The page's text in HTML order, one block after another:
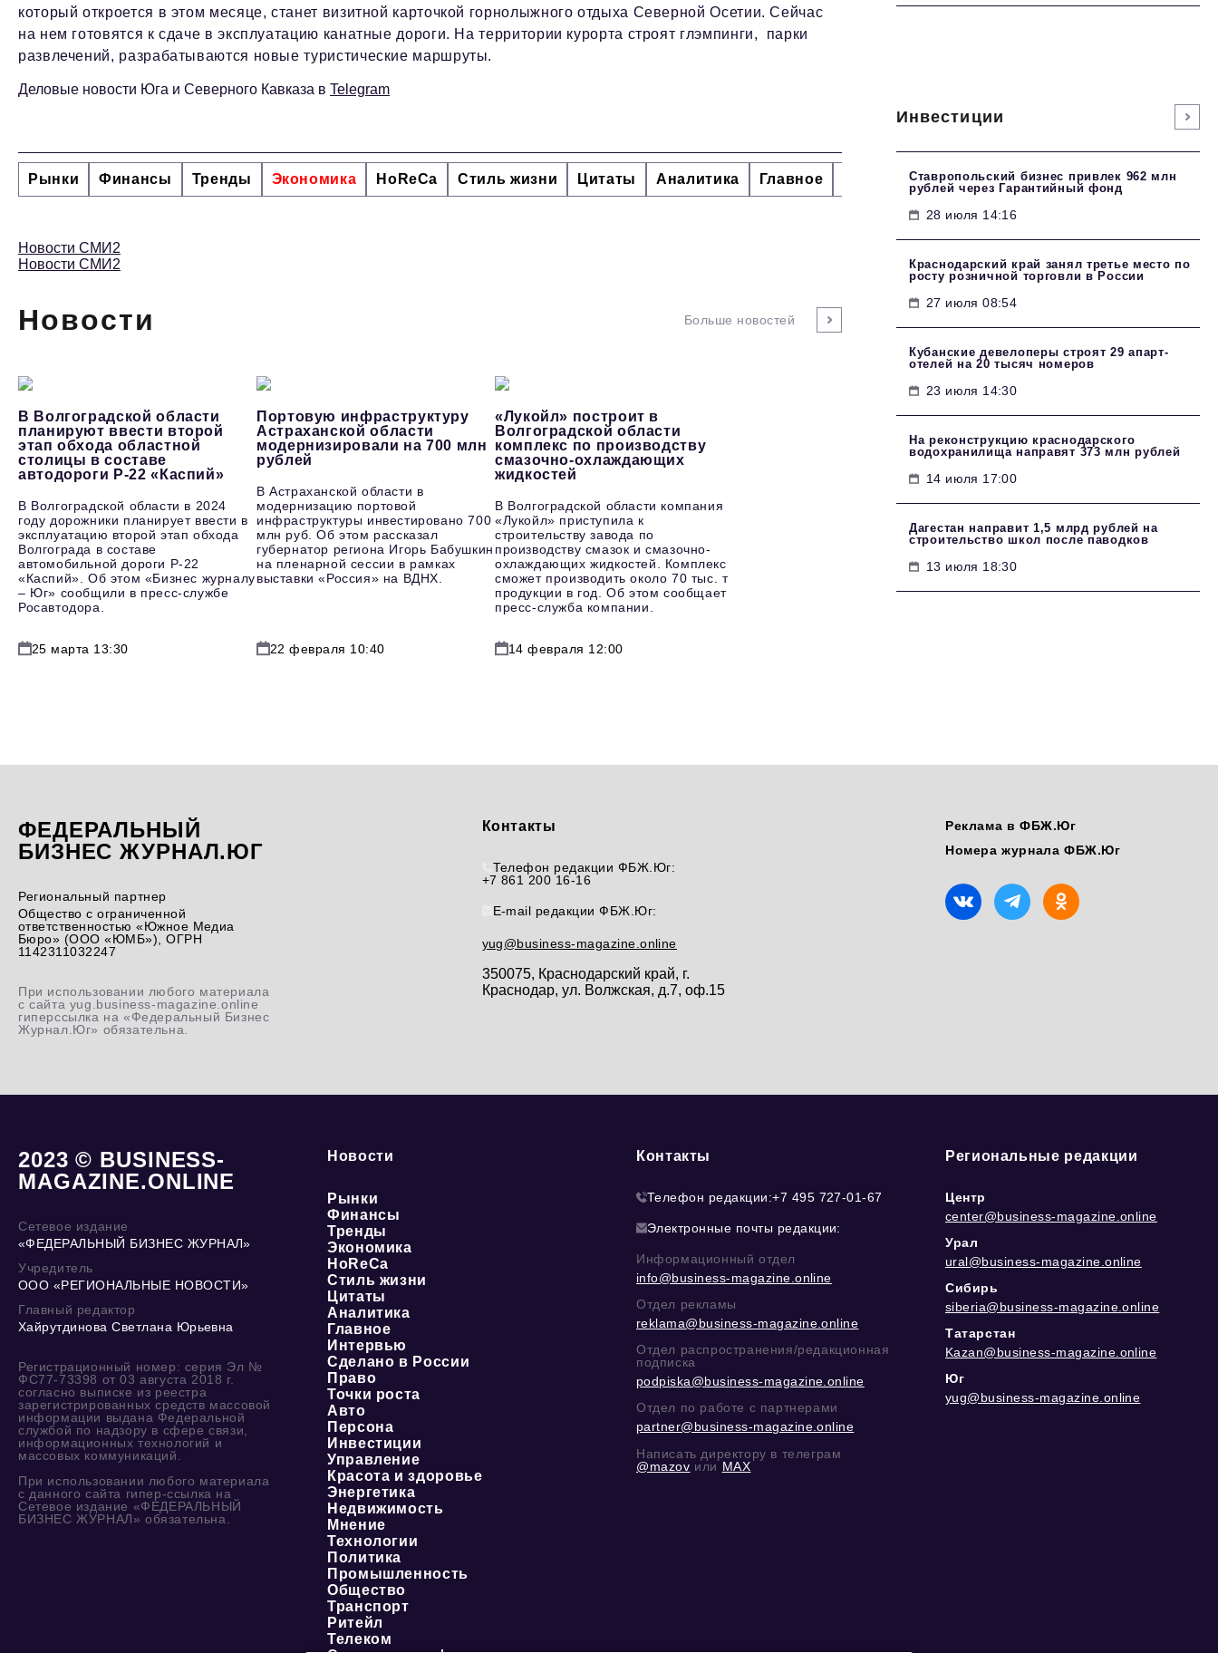
который откроется в этом месяце, станет визитной карточкой горнолыжного отдыха Северной Осетии. Сейчас
на нем готовятся к сдаче в эксплуатацию канатные дороги. На территории курорта строят глэмпинги, парки
развлечений, разрабатываются новые туристические маршруты.
Деловые новости Юга и Северного Кавказа в Telegram
Рынки Финансы Тренды Экономика HoReCa Стиль жизни Цитаты Аналитика Главное Интервью Сделано в России Право
Новости СМИ2
Новости СМИ2
Новости Больше новостей
В Волгоградской области
планируют ввести второй
этап обхода областной
столицы в составе
автодороги Р-22 «Каспий»
В Волгоградской области в 2024
году дорожники планирует ввести в
эксплуатацию второй этап обхода
Волгограда в составе
автомобильной дороги Р-22
«Каспий». Об этом «Бизнес журналу
– Юг» сообщили в пресс-службе
Росавтодора.
25 марта 13:30
Портовую инфраструктуру
Астраханской области
модернизировали на 700 млн
рублей
В Астраханской области в
модернизацию портовой
инфраструктуры инвестировано 700
млн руб. Об этом рассказал
губернатор региона Игорь Бабушкин
на пленарной сессии в рамках
выставки «Россия» на ВДНХ.
22 февраля 10:40
«Лукойл» построит в
Волгоградской области
комплекс по производству
смазочно-охлаждающих
жидкостей
В Волгоградской области компания
«Лукойл» приступила к
строительству завода по
производству смазок и смазочно-
охлаждающих жидкостей. Комплекс
сможет производить около 70 тыс. т
продукции в год. Об этом сообщает
пресс-служба компании.
14 февраля 12:00
Инвестиции
Ставропольский бизнес привлек 962 млн
рублей через Гарантийный фонд
28 июля 14:16
Краснодарский край занял третье место по
росту розничной торговли в России
27 июля 08:54
Кубанские девелоперы строят 29 апарт-
отелей на 20 тысяч номеров
23 июля 14:30
На реконструкцию краснодарского
водохранилища направят 373 млн рублей
14 июля 17:00
Дагестан направит 1,5 млрд рублей на
строительство школ после паводков
13 июля 18:30
ФЕДЕРАЛЬНЫЙ
БИЗНЕС ЖУРНАЛ.ЮГ
Региональный партнер
Общество с ограниченной
ответственностью «Южное Медиа
Бюро» (ООО «ЮМБ»), ОГРН
1142311032247
При использовании любого материала
с сайта yug.business-magazine.online
гиперссылка на «Федеральный Бизнес
Журнал.Юг» обязательна.
Контакты
Телефон редакции ФБЖ.Юг:
+7 861 200 16-16
E-mail редакции ФБЖ.Юг:
yug@business-magazine.online
350075, Краснодарский край, г.
Краснодар, ул. Волжская, д.7, оф.15
Реклама в ФБЖ.Юг
Номера журнала ФБЖ.Юг
2023 © BUSINESS-
MAGAZINE.ONLINE
Сетевое издание
«ФЕДЕРАЛЬНЫЙ БИЗНЕС ЖУРНАЛ»
Учредитель
ООО «РЕГИОНАЛЬНЫЕ НОВОСТИ»
Главный редактор
Хайрутдинова Светлана Юрьевна
Регистрационный номер: серия Эл №
ФС77-73398 от 03 августа 2018 г.
согласно выписке из реестра
зарегистрированных средств массовой
информации выдана Федеральной
службой по надзору в сфере связи,
информационных технологий и
массовых коммуникаций.
При использовании любого материала
с данного сайта гипер-ссылка на
Сетевое издание «ФЕДЕРАЛЬНЫЙ
БИЗНЕС ЖУРНАЛ» обязательна.
Новости
Рынки
Финансы
Тренды
Экономика
HoReCa
Стиль жизни
Цитаты
Аналитика
Главное
Интервью
Сделано в России
Право
Точки роста
Авто
Персона
Инвестиции
Управление
Красота и здоровье
Энергетика
Недвижимость
Мнение
Технологии
Политика
Промышленность
Общество
Транспорт
Ритейл
Телеком
Контакты
Телефон редакции:+7 495 727-01-67
Электронные почты редакции:
Информационный отдел
info@business-magazine.online
Отдел рекламы
reklama@business-magazine.online
Отдел распространения/редакционная
подписка
podpiska@business-magazine.online
Отдел по работе с партнерами
partner@business-magazine.online
Написать директору в телеграм
@mazov или MAX
Региональные редакции
Центр
center@business-magazine.online
Урал
ural@business-magazine.online
Сибирь
siberia@business-magazine.online
Татарстан
Kazan@business-magazine.online
Юг
yug@business-magazine.online